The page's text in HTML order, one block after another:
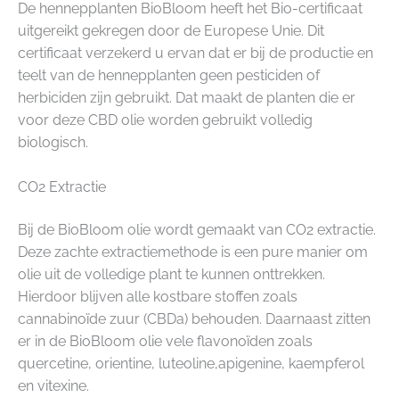
De hennepplanten BioBloom heeft het Bio-certificaat
uitgereikt gekregen door de Europese Unie. Dit
certificaat verzekerd u ervan dat er bij de productie en
teelt van de hennepplanten geen pesticiden of
herbiciden zijn gebruikt. Dat maakt de planten die er
voor deze CBD olie worden gebruikt volledig
biologisch.
CO2 Extractie
Bij de BioBloom olie wordt gemaakt van CO2 extractie.
Deze zachte extractiemethode is een pure manier om
olie uit de volledige plant te kunnen onttrekken.
Hierdoor blijven alle kostbare stoffen zoals
cannabinoïde zuur (CBDa) behouden. Daarnaast zitten
er in de BioBloom olie vele flavonoïden zoals
quercetine, orientine, luteoline,apigenine, kaempferol
en vitexine.